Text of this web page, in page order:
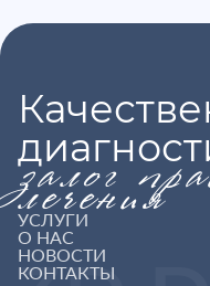
залог
лечения
УСЛУГИ
О НАС
НОВОСТИ
КОНТАКТЫ